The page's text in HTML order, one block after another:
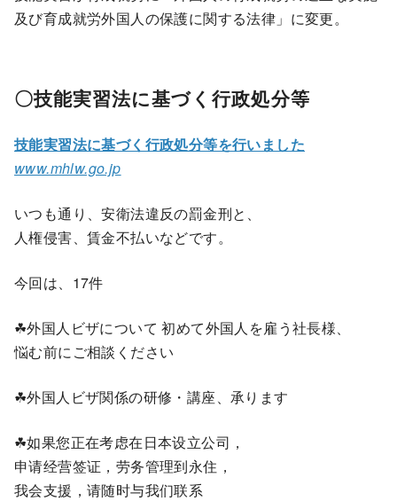
及び育成就労外国人の保護に関する法律」に変更。
〇技能実習法に基づく行政処分等
技能実習法に基づく行政処分等を行いました
www.mhlw.go.jp
いつも通り、安衛法違反の罰金刑と、
人権侵害、賃金不払いなどです。
今回は、17件
☘外国人ビザについて 初めて外国人を雇う社長様、
悩む前にご相談ください
☘外国人ビザ関係の研修・講座、承ります
☘如果您正在考虑在日本设立公司，
申请经营签证，劳务管理到永住，
我会支援，请随时与我们联系